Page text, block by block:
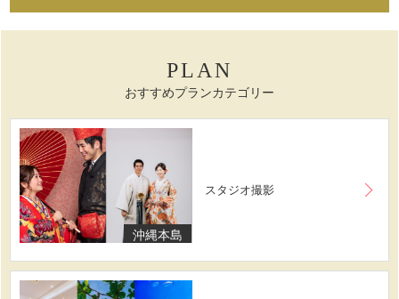
PLAN
おすすめプランカテゴリー
沖縄本島
スタジオ撮影